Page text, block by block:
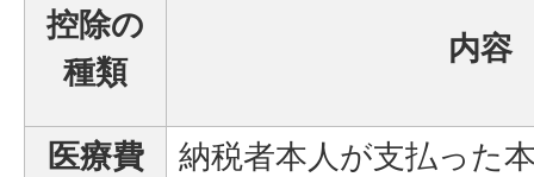
控除の
種類
内容
医療費
納税者本人が支払った